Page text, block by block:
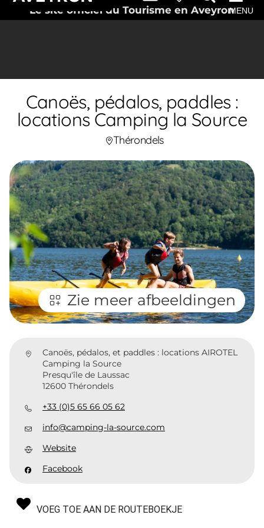
Le site officiel du Tourisme en AveyronMENU
Canoës, pédalos, paddles :
locations Camping la Source
Thérondels
Zie meer afbeeldingen
Canoës, pédalos, et paddles : locations AIROTEL
Camping la Source
Presqu'île de Laussac
12600 Thérondels
+33 (0)5 65 66 05 62
info@camping-la-source.com
Website
Facebook
VOEG TOE AAN DE ROUTEBOEKJE